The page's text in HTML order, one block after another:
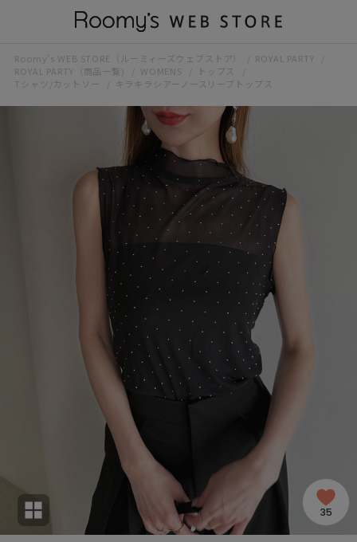
Roomy’s WEB STORE（ルーミィーズウェブストア）
ROYAL PARTY
ROYAL PARTY（商品一覧)
WOMENS
トップス
Tシャツ/カットソー
キラキラシアーノースリーブトップス
35